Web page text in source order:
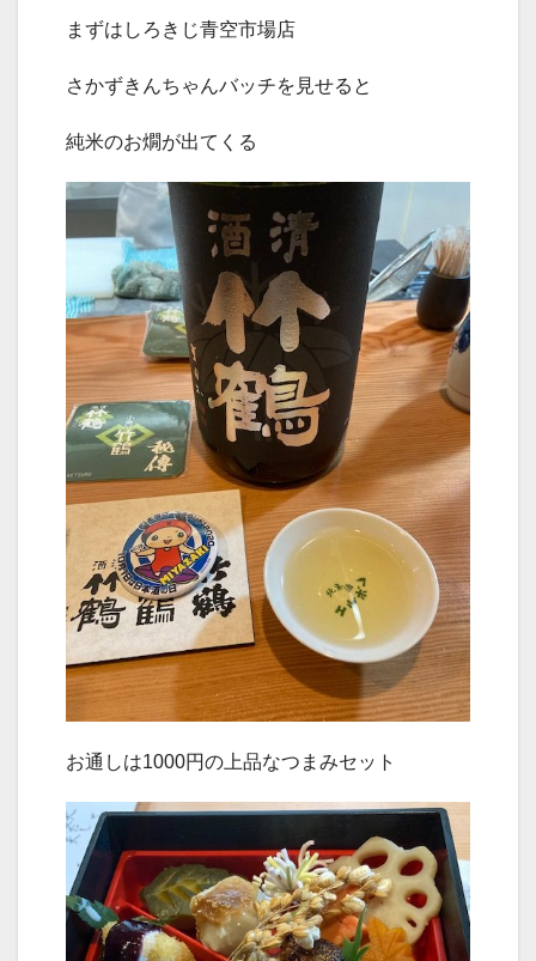
まずはしろきじ青空市場店
さかずきんちゃんバッチを見せると
純米のお燗が出てくる
お通しは1000円の上品なつまみセット